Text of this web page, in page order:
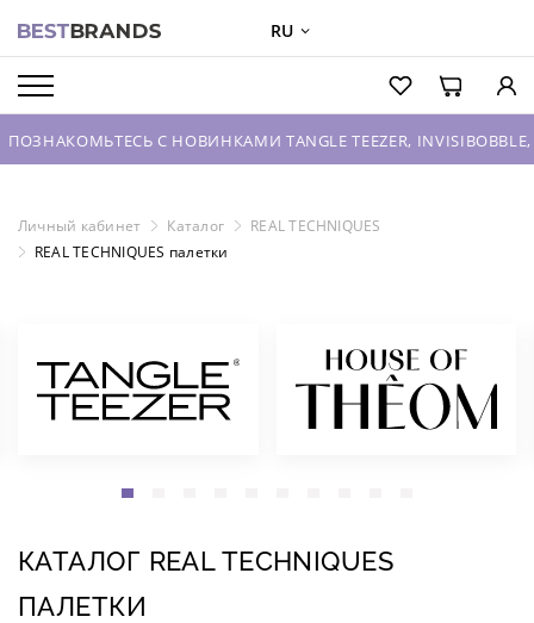
RU
С НОВИНКАМИ TANGLE TEEZER, INVISIBOBBLE, HOUSE
Личный кабинет Каталог
REAL TECHNIQUES
REAL TECHNIQUES палетки
КАТАЛОГ REAL TECHNIQUES
ПАЛЕТКИ
О БРЕНДАХ
КАТАЛОГ
О КОМПАНИИ
ОПТОВЫЕ ПРОДАЖИ